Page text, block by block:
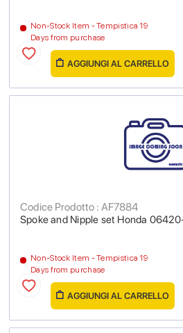
Non-Stock Item - Tempistica 19
Days from purchase
AGGIUNGI AL CARRELLO
Spoke and Nipple set Honda
Codice Prodotto : AF7884
Non-Stock Item - Tempistica 19
Days from purchase
AGGIUNGI AL CARRELLO